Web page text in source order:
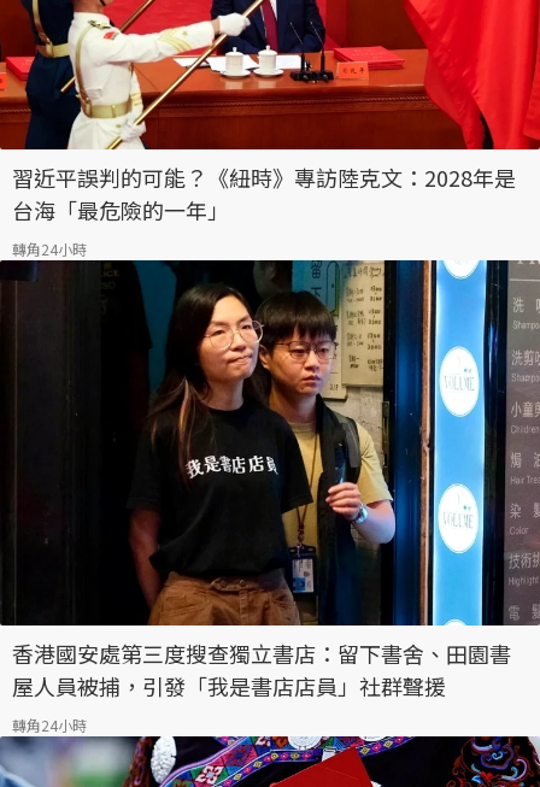
習近平誤判的可能？《紐時》專訪陸克文：2028年是
台海「最危險的一年」
轉角24小時
香港國安處第三度搜查獨立書店：留下書舍、田園書
屋人員被捕，引發「我是書店店員」社群聲援
轉角24小時